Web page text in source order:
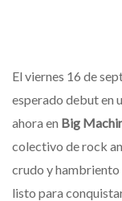
El viernes 16 de
esperado debut en
ahora en Big
colectivo de rock
crudo y
listo para